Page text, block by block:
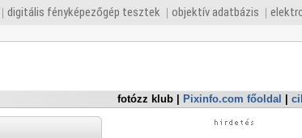
digitális fényképezőgép tesztek objektív adatbázis
fotózz klub Pixinfo.com főoldal